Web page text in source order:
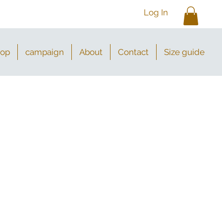
Log In
campaign About Contact Size guide